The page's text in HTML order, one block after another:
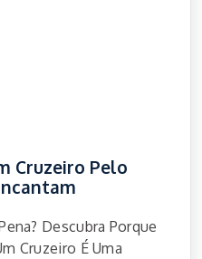
Cruzeiro Pelo
Descubra Porque
Cruzeiro É Uma